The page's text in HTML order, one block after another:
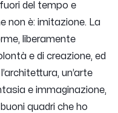
del tempo e
non è: imitazione. La
liberamente
e di creazione, ed
un’arte
e immaginazione,
quadri che ho